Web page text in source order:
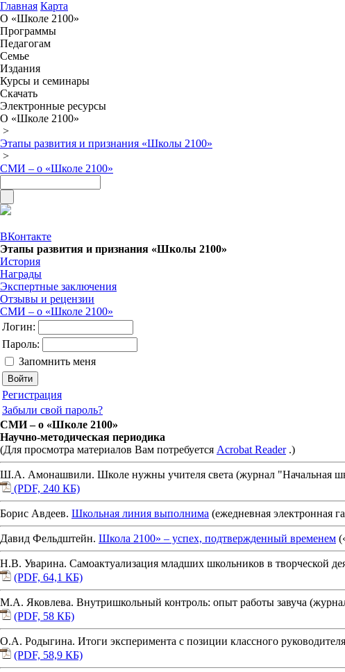
Главная Карта
О «Школе 2100»
Программы
Педагогам
Семье
Издания
Курсы и семинары
Скачать
Электронные ресурсы
О «Школе 2100»
>
Этапы развития и признания «Школы 2100»
>
СМИ – о «Школе 2100»
ВКонтакте
Этапы развития и признания «Школы 2100»
История
Награды
Экспертные заключения
Отзывы и рецензии
СМИ – о «Школе 2100»
Логин:
Пароль:
Запомнить меня
Регистрация
Забыли свой пароль?
СМИ – о «Школе 2100»
Научно-методическая периодика
(Для просмотра материалов Вам потребуется Acrobat Reader.)
Ш.А. Амонашвили. Школе нужны учителя света (журнал "Начальная
(PDF, 240 КБ)
Борис Авдеев. Школьная линия выполнима (ежедневная электронная
Давид Фельдштейн. Школа 2100» – успех, подтвержденный временем
Н.В. Уварина. Самоактуализация младших школьников в творческой
(PDF, 64,1 КБ)
М.А. Яковлева. Внутришкольный контроль: опыт работы завуча
(PDF, 58 КБ)
О.А. Родыгина. Итоги эксперимента с позиции классного
(PDF, 58,9 КБ)